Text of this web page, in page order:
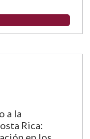
a la
Rica: